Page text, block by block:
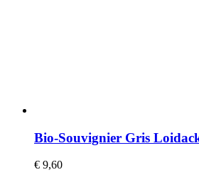
Bio-Souvignier Gris
€ 9,60